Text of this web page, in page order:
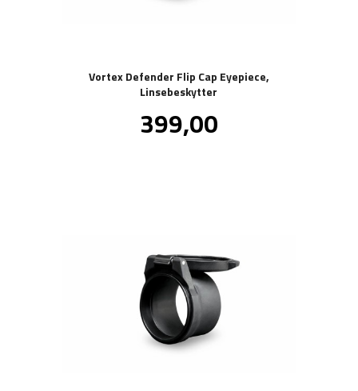
Vortex Defender Flip Cap Eyepiece,
Linsebeskytter
Pris
399,00